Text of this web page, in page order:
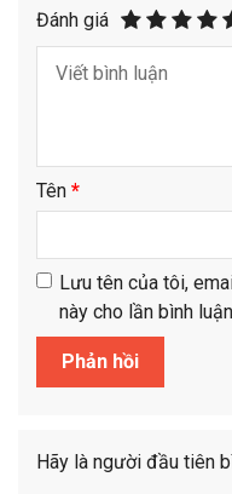
Đánh giá
Tên *
Lưu tên của tôi,
này cho lần bình
Hãy là người đầu tiên